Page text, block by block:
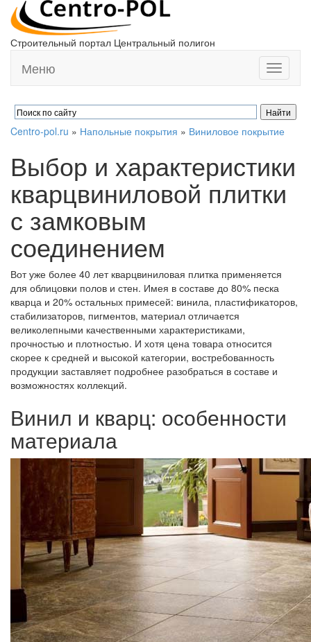
Строительный портал Центральный полигон
Toggle
Меню
Centro-pol.ru » Напольные покрытия » Виниловое покрытие
Выбор и характеристики
кварцвиниловой плитки
с замковым
соединением
Вот уже более 40 лет кварцвиниловая плитка применяется
для облицовки полов и стен. Имея в составе до 80% песка
кварца и 20% остальных примесей: винила, пластификаторов,
стабилизаторов, пигментов, материал отличается
великолепными качественными характеристиками,
прочностью и плотностью. И хотя цена товара относится
скорее к средней и высокой категории, востребованность
продукции заставляет подробнее разобраться в составе и
возможностях коллекций.
Винил и кварц: особенности
материала